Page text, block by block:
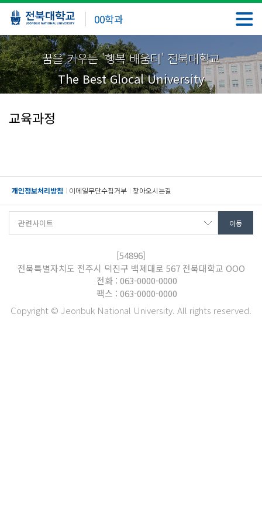
00학과
꿈을 키우는 '행복 배움터' 전북대학교
The Best Glocal University
교육과정
개인정보처리방침 이메일무단수집거부 찾아오시는길
[54896]
전북특별자치도 전주시 덕진구 백제대로 567 전북대학교 OOO
전화 : 063-0000-0000
팩스 : 063-0000-0000
Copyright © Jeonbuk National University. All rights reserved.